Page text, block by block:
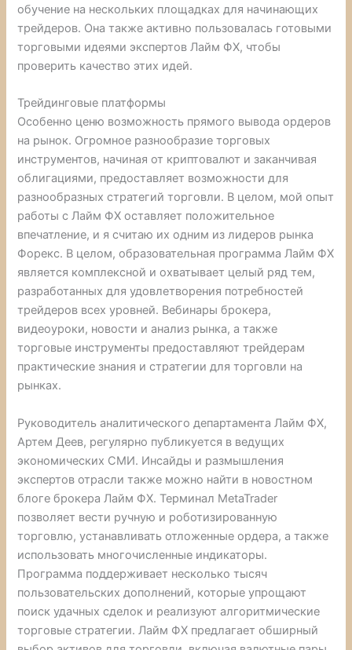
обучение на нескольких площадках для начинающих
трейдеров. Она также активно пользовалась готовыми
торговыми идеями экспертов Лайм ФХ, чтобы
проверить качество этих идей.
Трейдинговые платформы
Особенно ценю возможность прямого вывода ордеров
на рынок. Огромное разнообразие торговых
инструментов, начиная от криптовалют и заканчивая
облигациями, предоставляет возможности для
разнообразных стратегий торговли. В целом, мой опыт
работы с Лайм ФХ оставляет положительное
впечатление, и я считаю их одним из лидеров рынка
Форекс. В целом, образовательная программа Лайм ФХ
является комплексной и охватывает целый ряд тем,
разработанных для удовлетворения потребностей
трейдеров всех уровней. Вебинары брокера,
видеоуроки, новости и анализ рынка, а также
торговые инструменты предоставляют трейдерам
практические знания и стратегии для торговли на
рынках.
Руководитель аналитического департамента Лайм ФХ,
Артем Деев, регулярно публикуется в ведущих
экономических СМИ. Инсайды и размышления
экспертов отрасли также можно найти в новостном
блоге брокера Лайм ФХ. Терминал MetaTrader
позволяет вести ручную и роботизированную
торговлю, устанавливать отложенные ордера, а также
использовать многочисленные индикаторы.
Программа поддерживает несколько тысяч
пользовательских дополнений, которые упрощают
поиск удачных сделок и реализуют алгоритмические
торговые стратегии. Лайм ФХ предлагает обширный